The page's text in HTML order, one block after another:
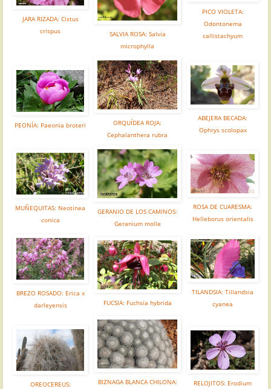
JARA RIZADA: Cistus
crispus
SALVIA ROSA: Salvia
microphylla
PICO VIOLETA:
Odontonema
callistachyum
PEONÍA: Paeonia broteri
ORQUÍDEA ROJA:
Cephalanthera rubra
ABEJERA BECADA:
Ophrys scolopax
MUÑEQUITAS: Neotinea
conica
GERANIO DE LOS CAMINOS:
Geranium molle
ROSA DE CUARESMA:
Helleborus orientalis
BREZO ROSADO: Erica x
darleyensis
FUCSIA: Fuchsia hybrida
TILANDSIA: Tillandsia
cyanea
OREOCEREUS:
BIZNAGA BLANCA CHILONA:
RELOJITOS: Erodium